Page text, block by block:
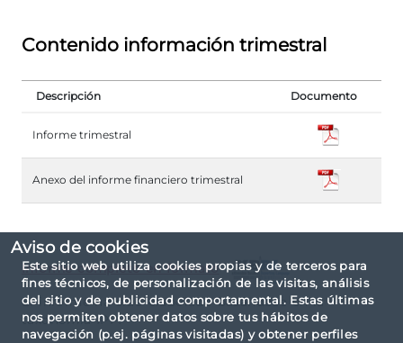
Aviso de cookies
Este sitio web utiliza cookies propias y de terceros para
fines técnicos, de personalización de las visitas, análisis
del sitio y de publicidad comportamental. Estas últimas
nos permiten obtener datos sobre tus hábitos de
navegación (p.ej. páginas visitadas) y obtener perfiles
Contenido información trimestral
Descripción Documento
Informe trimestral
Anexo del informe financiero trimestral
Informe completo en formato
El informe ha sido elaborado basándose en la
taxonomía IPP.